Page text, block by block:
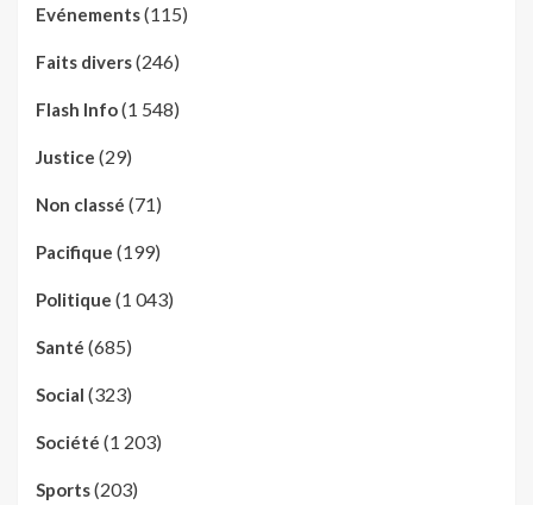
Evénements(115)
Faits divers(246)
Flash Info(1 548)
Justice (29)
Non classé (71)
Pacifique (199)
Politique (1 043)
Santé (685)
Social (323)
Société (1 203)
Sports(203)